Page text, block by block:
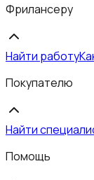
Фрилансеру
Найти работу
Покупателю
Найти
Помощь